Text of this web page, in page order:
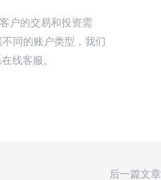
户的交易和投资需
同的账户类型，我们
线客服。
后一篇文章